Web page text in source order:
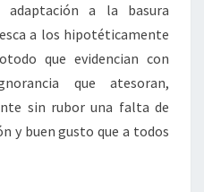
adaptación a la basura
a los hipotéticamente
que evidencian con
que atesoran,
sin rubor una falta de
y buen gusto que a todos